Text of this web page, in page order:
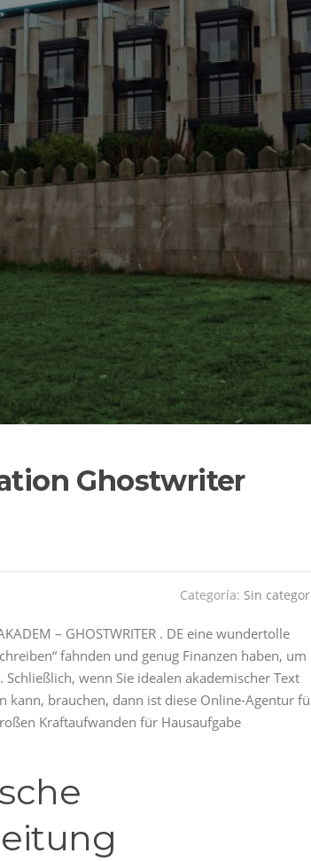
Ghostwriter
Categoría: Sin
– GHOSTWRITER . DE eine wundertolle
fahnden und genug Finanzen haben, um
wenn Sie idealen akademischer Text
kann, brauchen, dann ist diese Online-Agentur
Kraftaufwanden für Hausaufgabe